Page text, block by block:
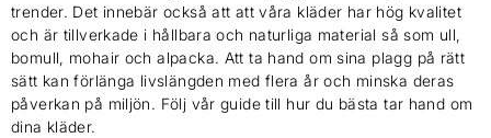
trender. Det innebär också att att våra kläder har hög kvalitet
och är tillverkade i hållbara och naturliga material så som ull,
bomull, mohair och alpacka. Att ta hand om sina plagg på rätt
sätt kan förlänga livslängden med flera år och minska deras
påverkan på miljön. Följ vår guide till hur du bästa tar hand om
dina kläder.